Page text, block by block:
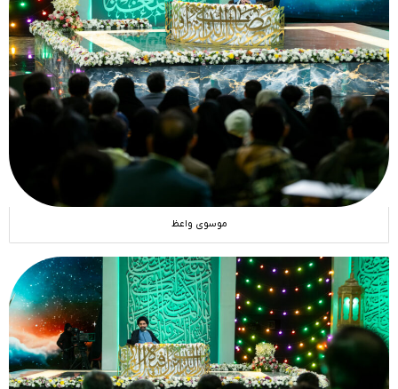
موسوی واعظ